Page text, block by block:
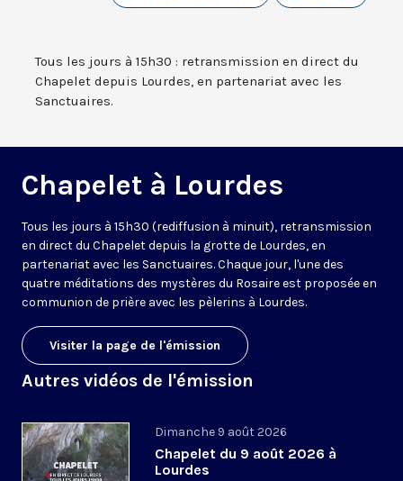
Tous les jours à 15h30 : retransmission en direct du
Chapelet depuis Lourdes, en partenariat avec les
Sanctuaires.
Chapelet à Lourdes
Tous les jours à 15h30 (rediffusion à minuit), retransmission
en direct du Chapelet depuis la grotte de Lourdes, en
partenariat avec les Sanctuaires. Chaque jour, l'une des
quatre méditations des mystères du Rosaire est proposée en
communion de prière avec les pèlerins à Lourdes.
Visiter la page de l'émission
Autres vidéos de l'émission
Dimanche 9 août 2026
Chapelet du 9 août 2026 à
Lourdes